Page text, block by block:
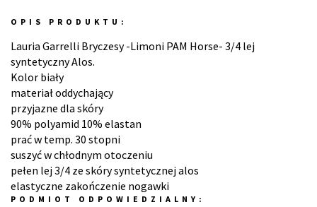
OPIS PRODUKTU:
Lauria Garrelli Bryczesy -Limoni PAM Horse- 3/4 lej
syntetyczny Alos.
Kolor biały
materiał oddychający
przyjazne dla skóry
90% polyamid 10% elastan
prać w temp. 30 stopni
suszyć w chłodnym otoczeniu
pełen lej 3/4 ze skóry syntetycznej alos
elastyczne zakończenie nogawki
PODMIOT ODPOWIEDZIALNY: